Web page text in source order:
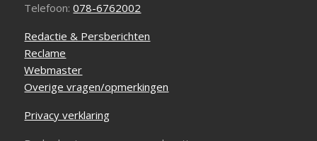
Telefoon:078-6762002
Redactie & Persberichten
Reclame
Webmaster
Overige vragen/opmerkingen
Privacy verklaring